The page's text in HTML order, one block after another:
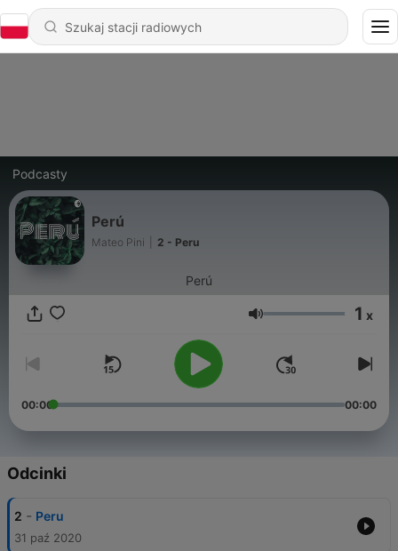
Podcasty
Perú
Mateo Pini 2 - Peru
Perú
Głośność 1 x
00:00 00:00
Odcinki
2 - Peru
31 paź 2020